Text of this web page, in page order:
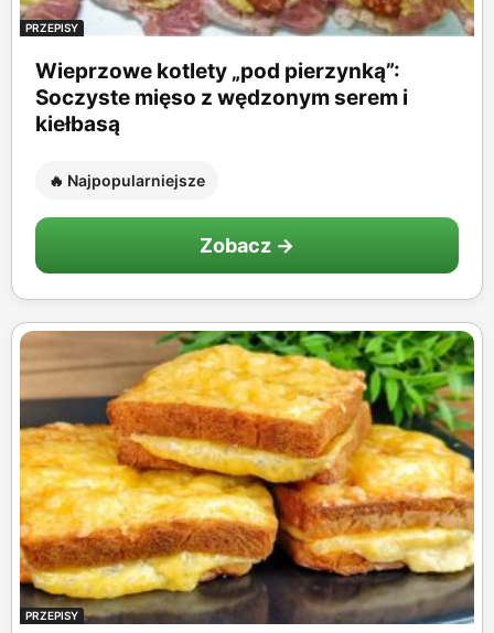
PRZEPISY
Wieprzowe kotlety „pod pierzynką”:
Soczyste mięso z wędzonym serem i
kiełbasą
🔥 Najpopularniejsze
Zobacz →
PRZEPISY